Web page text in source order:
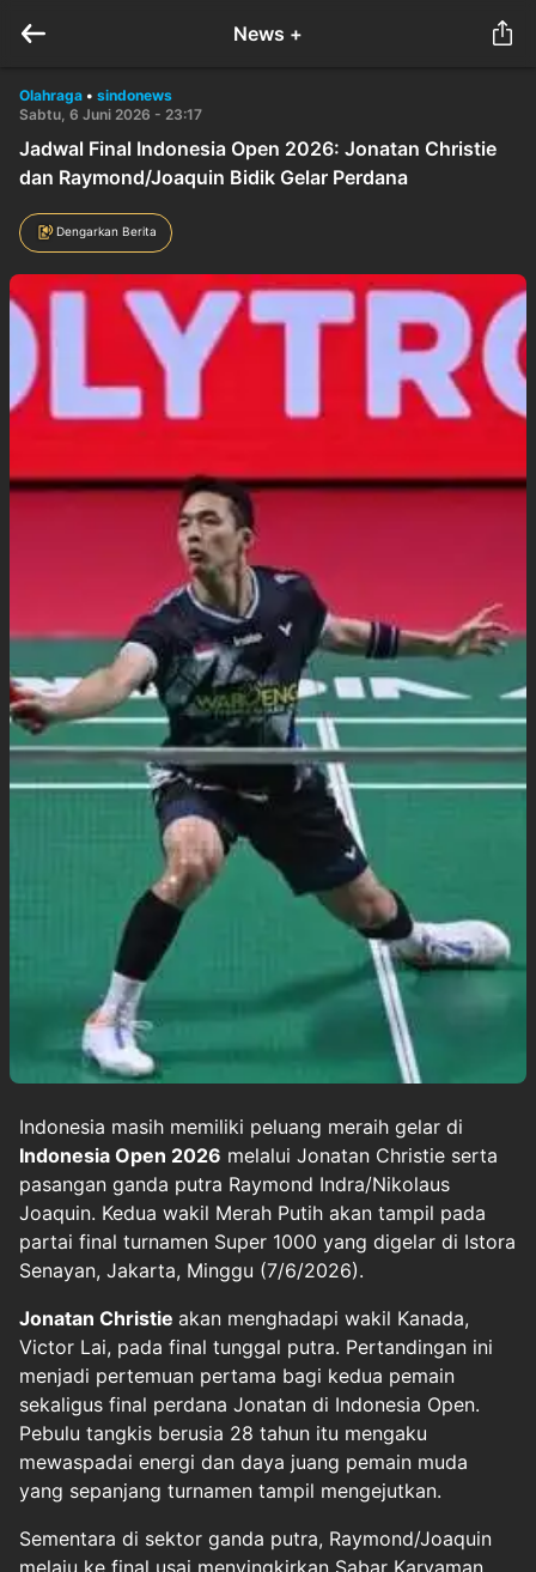
News +
Olahraga • sindonews
Sabtu, 6 Juni 2026 - 23:17
Jadwal Final Indonesia Open 2026: Jonatan Christie
dan Raymond/Joaquin Bidik Gelar Perdana
Dengarkan Berita
Indonesia masih memiliki peluang meraih gelar di
Indonesia Open 2026 melalui Jonatan Christie serta
pasangan ganda putra Raymond Indra/Nikolaus
Joaquin. Kedua wakil Merah Putih akan tampil pada
partai final turnamen Super 1000 yang digelar di Istora
Senayan, Jakarta, Minggu (7/6/2026).
Jonatan Christie akan menghadapi wakil Kanada,
Victor Lai, pada final tunggal putra. Pertandingan ini
menjadi pertemuan pertama bagi kedua pemain
sekaligus final perdana Jonatan di Indonesia Open.
Pebulu tangkis berusia 28 tahun itu mengaku
mewaspadai energi dan daya juang pemain muda
yang sepanjang turnamen tampil mengejutkan.
Sementara di sektor ganda putra, Raymond/Joaquin
melaju ke final usai menyingkirkan Sabar Karyaman